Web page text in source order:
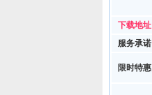
下载地址
服务承诺
限时特惠